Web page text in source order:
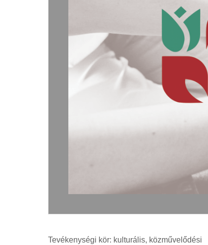
Tevékenységi kör: kulturális, közművelődési